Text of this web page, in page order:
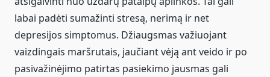
labai padėti sumažinti stresą, nerimą ir net
depresijos simptomus. Džiaugsmas važiuojant
vaizdingais maršrutais, jaučiant vėją ant veido ir po
pasivažinėjimo patirtas pasiekimo jausmas gali